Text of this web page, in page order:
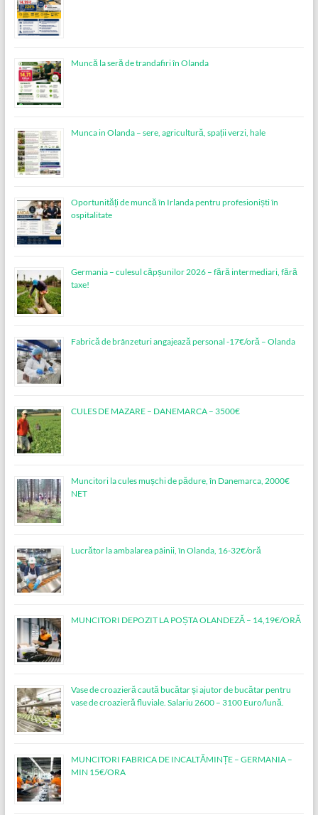
Muncă la seră de trandafiri în Olanda
Munca in Olanda – sere, agricultură, spații verzi, hale
Oportunități de muncă în Irlanda pentru profesioniști în
ospitalitate
Germania – culesul căpșunilor 2026 – fără intermediari, fără
taxe!
Fabrică de brânzeturi angajează personal -17€/oră – Olanda
CULES DE MAZARE – DANEMARCA – 3500€
Muncitori la cules mușchi de pădure, în Danemarca, 2000€
NET
Lucrător la ambalarea pâinii, în Olanda, 16-32€/oră
MUNCITORI DEPOZIT LA POȘTA OLANDEZĂ – 14,19€/ORĂ
Vase de croazieră caută bucătar și ajutor de bucătar pentru
vase de croazieră fluviale. Salariu 2600 – 3100 Euro/lună.
MUNCITORI FABRICA DE INCALTĂMINȚE – GERMANIA –
MIN 15€/ORA